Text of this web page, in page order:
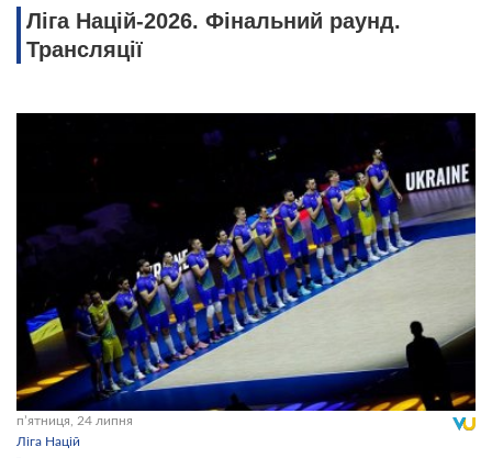
Ліга Націй-2026. Фінальний раунд.
Трансляції
пʼятниця, 24 липня
Ліга Націй